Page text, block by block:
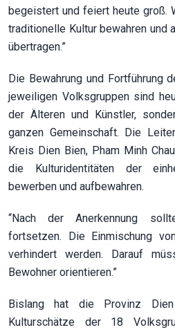
begeistert und feiert heute groß.
traditionelle Kultur bewahren und
übertragen.”
Die Bewahrung und Fortführung
jeweiligen Volksgruppen sind
der Älteren und Künstler,
ganzen Gemeinschaft. Die
Kreis Dien Bien, Pham Minh
die Kulturidentitäten der
bewerben und aufbewahren.
“Nach der Anerkennung
fortsetzen. Die Einmischung
verhindert werden. Darauf
Bewohner orientieren.”
Bislang hat die Provinz
Kulturschätze der 18